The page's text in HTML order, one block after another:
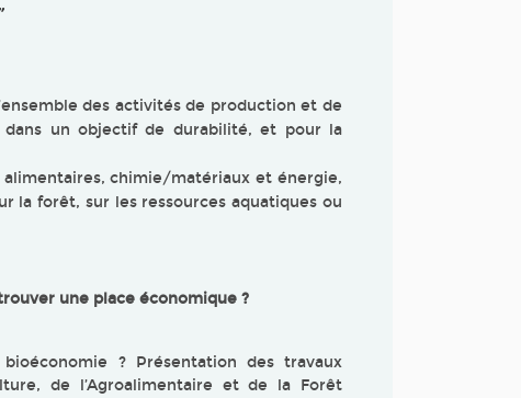
des activités de production et de
dans un objectif de durabilité, et pour la
chimie/matériaux et énergie,
la forêt, sur les ressources aquatiques ou
une place économique ?
? Présentation des travaux
de l’Agroalimentaire et de la Forêt